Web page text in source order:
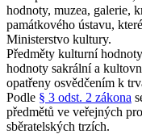
hodnoty, muzea, galerie,
památkového ústavu,
Ministerstvo kultury.
Předměty kulturní
hodnoty sakrální a
opatřeny osvědčením k
Podle § 3 odst. 2 zákona
předmětů ve veřejných
sběratelských trzích.